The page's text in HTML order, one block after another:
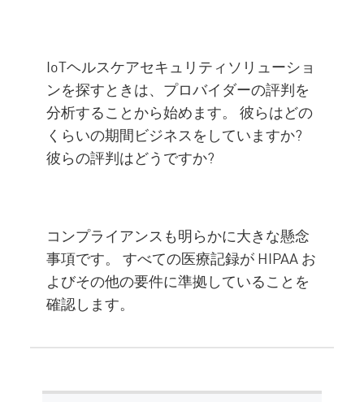
IoTヘルスケアセキュリティソリューショ
ンを探すときは、プロバイダーの評判を
分析することから始めます。 彼らはどの
くらいの期間ビジネスをしていますか?
彼らの評判はどうですか?
コンプライアンスも明らかに大きな懸念
事項です。 すべての医療記録が HIPAA お
よびその他の要件に準拠していることを
確認します。